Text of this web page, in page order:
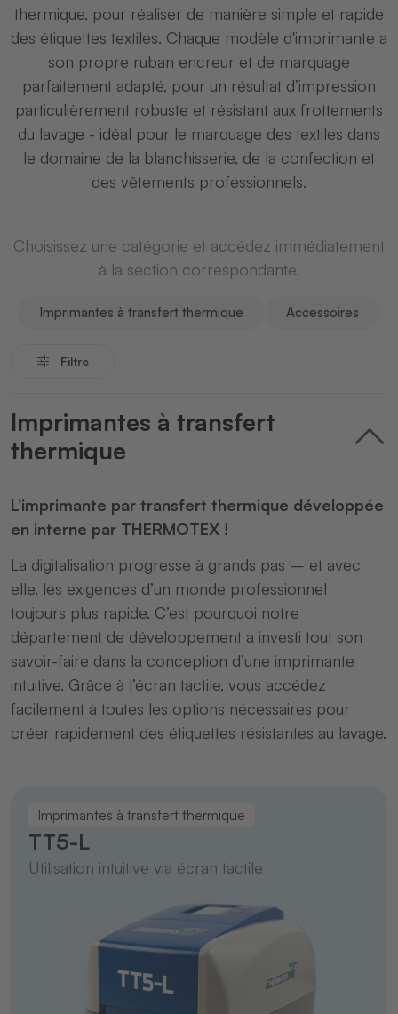
thermique, pour réaliser de manière simple et rapide
des étiquettes textiles. Chaque modèle d'imprimante a
son propre ruban encreur et de marquage
parfaitement adapté, pour un résultat d’impression
particulièrement robuste et résistant aux frottements
du lavage - idéal pour le marquage des textiles dans
le domaine de la blanchisserie, de la confection et
des vêtements professionnels.
Choisissez une catégorie et accédez immédiatement
à la section correspondante.
Imprimantes à transfert thermique Accessoires
Filtre
Imprimantes à transfert
thermique
L’imprimante par transfert thermique développée
en interne par THERMOTEX !
La digitalisation progresse à grands pas – et avec
elle, les exigences d’un monde professionnel
toujours plus rapide. C’est pourquoi notre
département de développement a investi tout son
savoir-faire dans la conception d’une imprimante
intuitive. Grâce à l’écran tactile, vous accédez
facilement à toutes les options nécessaires pour
créer rapidement des étiquettes résistantes au lavage.
Imprimantes à transfert thermique
TT5-L
Utilisation intuitive via écran tactile